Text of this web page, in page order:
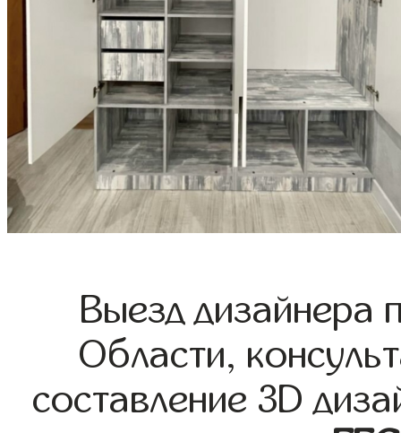
Выезд дизайнера
Области,
составление 3D